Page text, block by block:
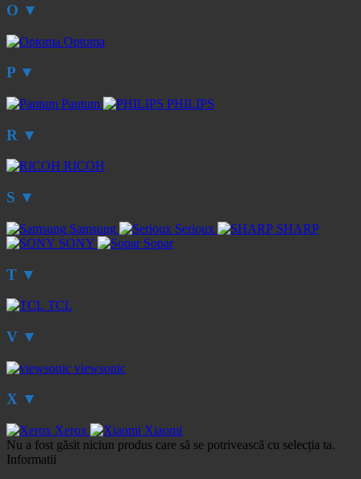
O ▼
Optoma
P ▼
Pantum PHILIPS
R ▼
RICOH
S ▼
Samsung Serioux
SHARP
SONY
Sopar
T ▼
TCL
V ▼
viewsonic
X ▼
Xerox
Xiaomi
Nu a fost găsit niciun produs care să se potrivească cu selecția ta.
Informatii